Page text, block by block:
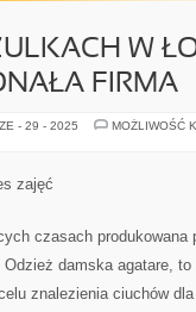
W
FIRMA
- 29 - 2025
MOŻLIWOŚĆ
zajęć
czasach produkowana
Odzież damska agatare,
znalezienia ciuchów